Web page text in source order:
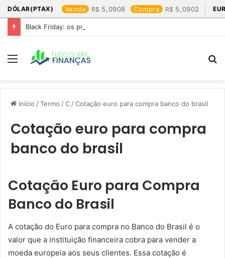
DÓLAR(PTAX) Venda 5,0908 Compra 5,0902
Black Friday: os produtos que mais valem a pena
Menu
Início /Termo /C /Cotação euro para compra banco do brasil​
Cotação euro para compra
banco do brasil​
Cotação Euro para Compra
Banco do Brasil
A cotação do Euro para compra no Banco do Brasil é o
valor que a instituição financeira cobra para vender a
moeda europeia aos seus clientes. Essa cotação é